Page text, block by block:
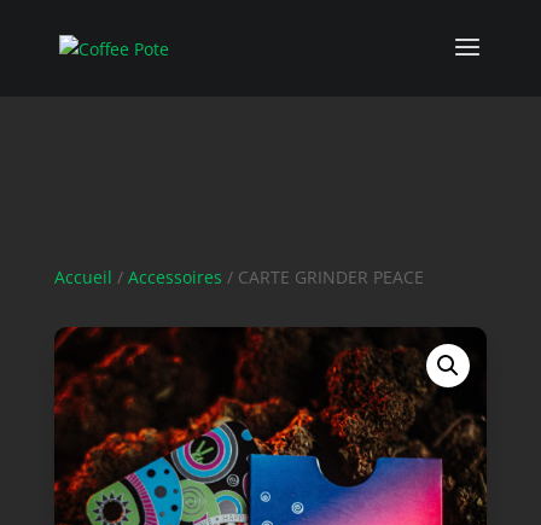
Accueil / Accessoires / CARTE GRINDER PEACE